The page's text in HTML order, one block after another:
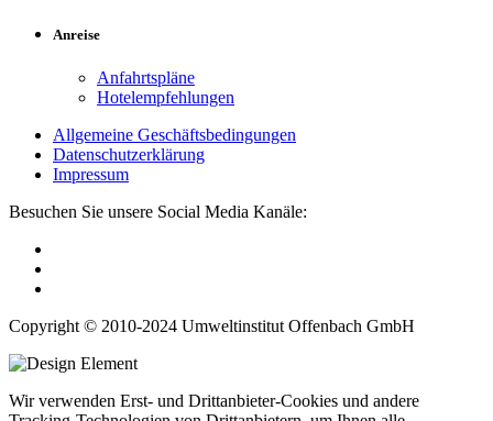
Anreise
Anfahrtspläne
Hotelempfehlungen
Allgemeine Geschäftsbedingungen
Datenschutzerklärung
Impressum
Besuchen Sie unsere Social Media Kanäle:
Copyright © 2010-2024 Umweltinstitut Offenbach GmbH
Wir verwenden Erst- und Drittanbieter-Cookies und andere